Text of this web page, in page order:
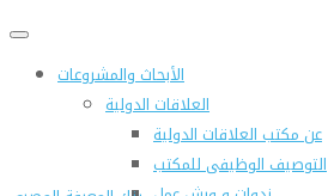
الأبحاث والمشروعات
العلاقات الدولية
عن مكتب العلاقات الدولية
التوصيف الوظيفى للمكتب